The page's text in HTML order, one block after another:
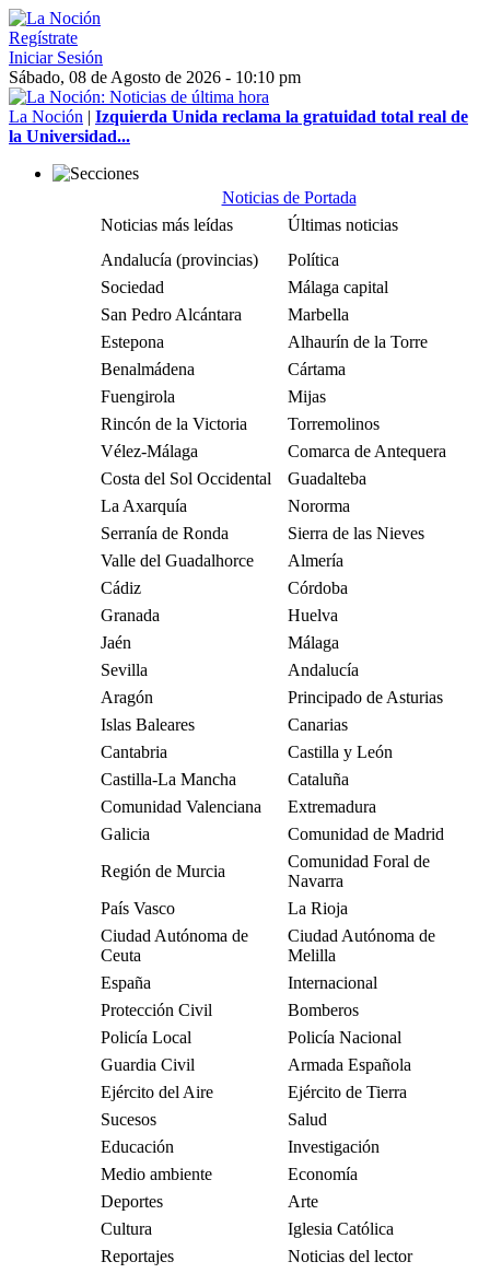
Regístrate
Iniciar Sesión
Sábado, 08 de Agosto de 2026 - 10:10 pm
La Noción | Izquierda Unida reclama la gratuidad total real de
la Universidad...
Noticias de Portada
Noticias más leídas
Últimas noticias
Andalucía (provincias)
Política
Sociedad
Málaga capital
San Pedro Alcántara
Marbella
Estepona
Alhaurín de la Torre
Benalmádena
Cártama
Fuengirola
Mijas
Rincón de la Victoria
Torremolinos
Vélez-Málaga
Comarca de Antequera
Costa del Sol Occidental
Guadalteba
La Axarquía
Nororma
Serranía de Ronda
Sierra de las Nieves
Valle del Guadalhorce
Almería
Cádiz
Córdoba
Granada
Huelva
Jaén
Málaga
Sevilla
Andalucía
Aragón
Principado de Asturias
Islas Baleares
Canarias
Cantabria
Castilla y León
Castilla-La Mancha
Cataluña
Comunidad Valenciana
Extremadura
Galicia
Comunidad de Madrid
Región de Murcia
Comunidad Foral de
Navarra
País Vasco
La Rioja
Ciudad Autónoma de
Ceuta
Ciudad Autónoma de
Melilla
España
Internacional
Protección Civil
Bomberos
Policía Local
Policía Nacional
Guardia Civil
Armada Española
Ejército del Aire
Ejército de Tierra
Sucesos
Salud
Educación
Investigación
Medio ambiente
Economía
Deportes
Arte
Cultura
Iglesia Católica
Reportajes
Noticias del lector